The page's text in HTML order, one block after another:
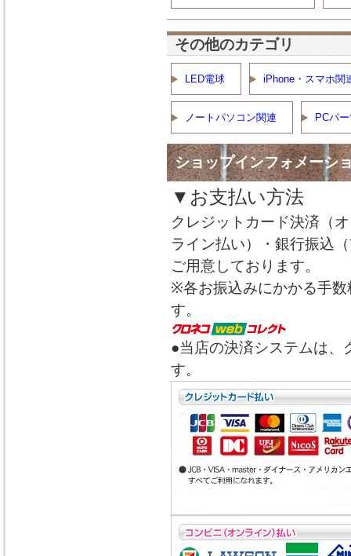
その他のカテゴリ
LED電球 iPhone・スマホ関
ノートパソコン関連 PCパ
ショップインフォメーシ
▼お支払い方法
クレジットカード決済（
ライン払い）・銀行振込
ご用意しております。
※各お振込みにかかる手
す。
●当店の決済システムは、
す。